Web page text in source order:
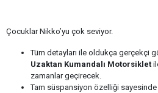
Çocuklar Nikko’yu çok seviyor.
Tüm detayları ile oldukça gerçekçi
Uzaktan Kumandalı Motorsiklet
zamanlar geçirecek.
Tam süspansiyon özelliği